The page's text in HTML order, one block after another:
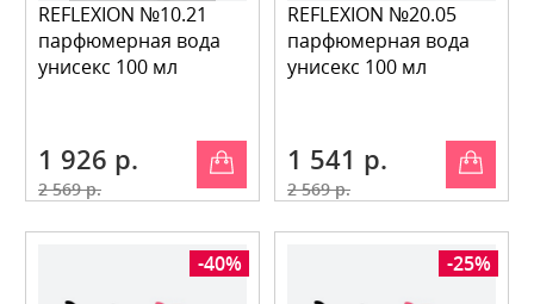
REFLEXION №10.21
парфюмерная вода
унисекс 100 мл
1 926 р.
2 569 р.
REFLEXION №20.05
парфюмерная вода
унисекс 100 мл
1 541 р.
2 569 р.
-40% -25%